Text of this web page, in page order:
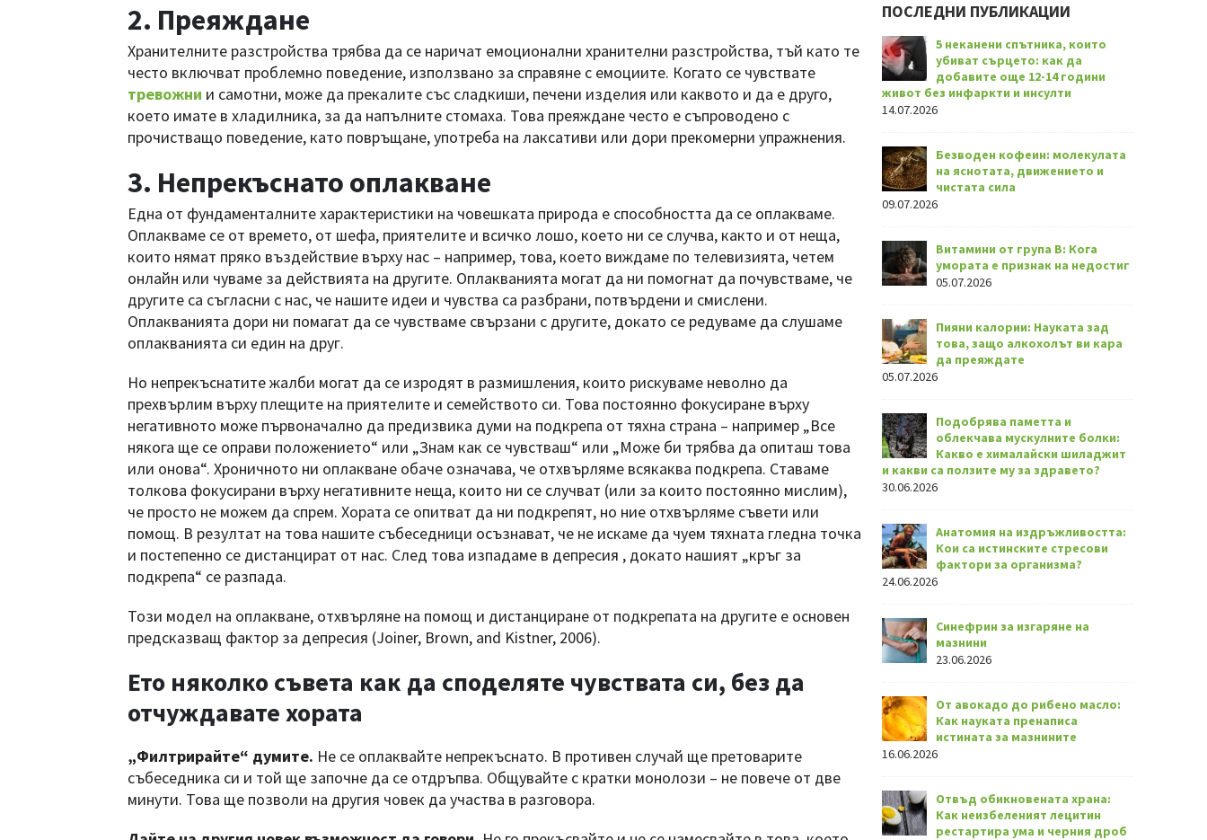
2. Преяждане
Хранителните разстройства трябва да се наричат ​​емоционални хранителни разстройства, тъй като те
често включват проблемно поведение, използвано за справяне с емоциите. Когато се чувствате
тревожни и самотни, може да прекалите със сладкиши, печени изделия или каквото и да е друго,
което имате в хладилника, за да напълните стомаха. Това преяждане често е съпроводено с
прочистващо поведение, като повръщане, употреба на лаксативи или дори прекомерни упражнения.
3. Непрекъснато оплакване
Една от фундаменталните характеристики на човешката природа е способността да се оплакваме.
Оплакваме се от времето, от шефа, приятелите и всичко лошо, което ни се случва, както и от неща,
които нямат пряко въздействие върху нас – например, това, което виждаме по телевизията, четем
онлайн или чуваме за действията на другите. Оплакванията могат да ни помогнат да почувстваме, че
другите са съгласни с нас, че нашите идеи и чувства са разбрани, потвърдени и смислени.
Оплакванията дори ни помагат да се чувстваме свързани с другите, докато се редуваме да слушаме
оплакванията си един на друг.
Но непрекъснатите жалби могат да се изродят в размишления, които рискуваме неволно да
прехвърлим върху плещите на приятелите и семейството си. Това постоянно фокусиране върху
негативното може първоначално да предизвика думи на подкрепа от тяхна страна – например „Все
някога ще се оправи положението“ или „Знам как се чувстваш“ или „Може би трябва да опиташ това
или онова“. Хроничното ни оплакване обаче означава, че отхвърляме всякаква подкрепа. Ставаме
толкова фокусирани върху негативните неща, които ни се случват (или за които постоянно мислим),
че просто не можем да спрем. Хората се опитват да ни подкрепят, но ние отхвърляме съвети или
помощ. В резултат на това нашите събеседници осъзнават, че не искаме да чуем тяхната гледна точка
и постепенно се дистанцират от нас. След това изпадаме в депресия , докато нашият „кръг за
подкрепа“ се разпада.
Този модел на оплакване, отхвърляне на помощ и дистанциране от подкрепата на другите е основен
предсказващ фактор за депресия (Joiner, Brown, and Kistner, 2006).
Ето няколко съвета как да споделяте чувствата си, без да
отчуждавате хората
„Филтрирайте“ думите. Не се оплаквайте непрекъснато. В противен случай ще претоварите
събеседника си и той ще започне да се отдръпва. Общувайте с кратки монолози – не повече от две
минути. Това ще позволи на другия човек да участва в разговора.
ПОСЛЕДНИ ПУБЛИКАЦИИ
5 неканени спътника, които
убиват сърцето: как да
добавите още 12-14 години
живот без инфаркти и инсулти
14.07.2026
Безводен кофеин: молекулата
на яснотата, движението и
чистата сила
09.07.2026
Витамини от група В: Кога
умората е признак на недостиг
05.07.2026
Пияни калории: Науката зад
това, защо алкохолът ви кара
да преяждате
05.07.2026
Подобрява паметта и
облекчава мускулните болки:
Какво е хималайски шиладжит
и какви са ползите му за здравето?
30.06.2026
Анатомия на издръжливостта:
Кои са истинските стресови
фактори за организма?
24.06.2026
Синефрин за изгаряне на
мазнини
23.06.2026
От авокадо до рибено масло:
Как науката пренаписа
истината за мазнините
16.06.2026
Отвъд обикновената храна:
Как неизбеленият лецитин
рестартира ума и черния дроб